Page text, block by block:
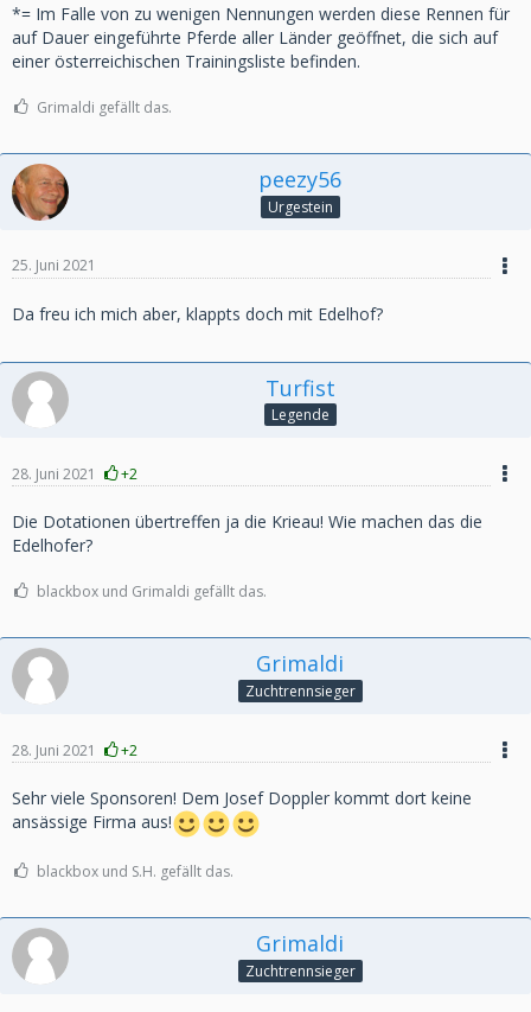
*= Im Falle von zu wenigen Nennungen werden diese Rennen für
auf Dauer eingeführte Pferde aller Länder geöffnet, die sich auf
einer österreichischen Trainingsliste befinden.
Grimaldi gefällt das.
peezy56
Urgestein
25. Juni 2021
Da freu ich mich aber, klappts doch mit Edelhof?
Turfist
Legende
28. Juni 2021 +2
Die Dotationen übertreffen ja die Krieau! Wie machen das die
Edelhofer?
blackbox und Grimaldi gefällt das.
Grimaldi
Zuchtrennsieger
28. Juni 2021 +2
Sehr viele Sponsoren! Dem Josef Doppler kommt dort keine
ansässige Firma aus!
blackbox und S.H. gefällt das.
Grimaldi
Zuchtrennsieger